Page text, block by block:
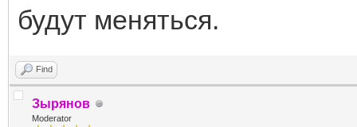
будут меняться.
Find
Зырянов
Moderator